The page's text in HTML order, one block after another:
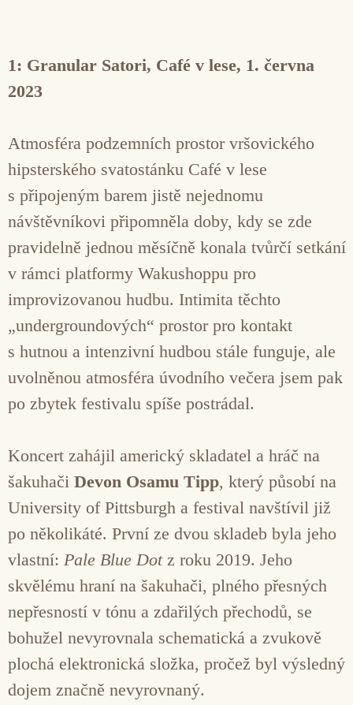
1: Granular Satori, Café v lese, 1. června
2023
Atmosféra podzemních prostor vršovického
hipsterského svatostánku Café v lese
s připojeným barem jistě nejednomu
návštěvníkovi připomněla doby, kdy se zde
pravidelně jednou měsíčně konala tvůrčí setkání
v rámci platformy Wakushoppu pro
improvizovanou hudbu. Intimita těchto
„undergroundových“ prostor pro kontakt
s hutnou a intenzivní hudbou stále funguje, ale
uvolněnou atmosféra úvodního večera jsem pak
po zbytek festivalu spíše postrádal.
Koncert zahájil americký skladatel a hráč na
šakuhači Devon Osamu Tipp, který působí na
University of Pittsburgh a festival navštívil již
po několikáté. První ze dvou skladeb byla jeho
vlastní: Pale Blue Dot z roku 2019. Jeho
skvělému hraní na šakuhači, plného přesných
nepřesností v tónu a zdařilých přechodů, se
bohužel nevyrovnala schematická a zvukově
plochá elektronická složka, pročež byl výsledný
dojem značně nevyrovnaný.